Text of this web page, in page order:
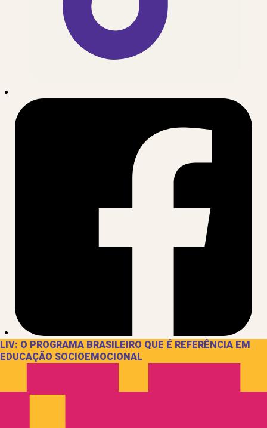
LIV: O PROGRAMA BRASILEIRO QUE É REFERÊNCIA EM
EDUCAÇÃO SOCIOEMOCIONAL